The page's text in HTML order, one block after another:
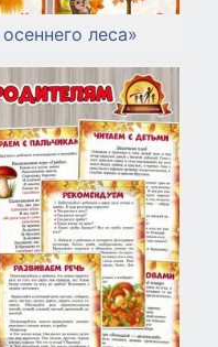
леса»